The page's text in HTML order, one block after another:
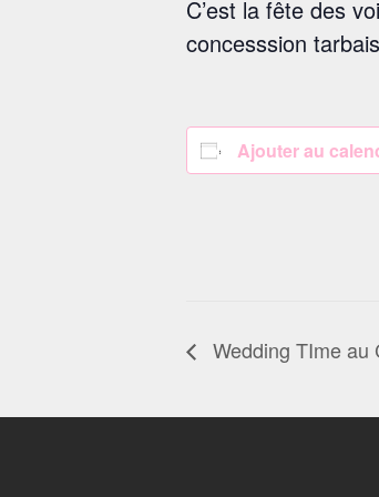
C’est la fête des
concesssion
Ajouter au
Wedding TIme au